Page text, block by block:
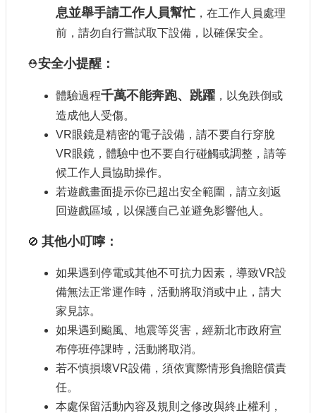
息並舉手請工作人員幫忙，在工作人員處理
前，請勿自行嘗試取下設備，以確保安全。
⛑️安全小提醒：
體驗過程千萬不能奔跑、跳躍 ，以免跌倒或
造成他人受傷。
VR眼鏡是精密的電子設備，請不要自行穿脫
VR眼鏡，體驗中也不要自行碰觸或調整，請等
候工作人員協助操作。
若遊戲畫面提示你已超出安全範圍，請立刻返
回遊戲區域，以保護自己並避免影響他人。
🚫 其他小叮嚀：
如果遇到停電或其他不可抗力因素，導致VR設
備無法正常運作時，活動將取消或中止，請大
家見諒。
如果遇到颱風、地震等災害，經新北市政府宣
布停班停課時，活動將取消。
若不慎損壞VR設備，須依實際情形負擔賠償責
任。
本處保留活動內容及規則之修改與終止權利，